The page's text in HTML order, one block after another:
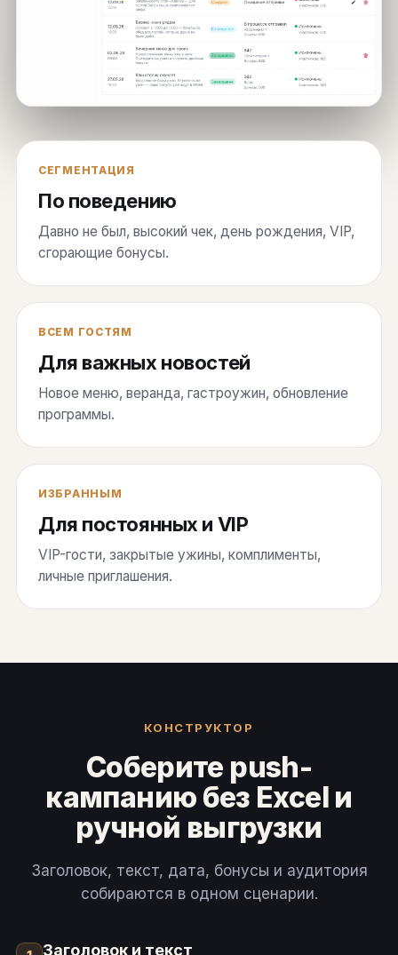
СЕГМЕНТАЦИЯ
По поведению
Давно не был, высокий чек, день рождения, VIP,
сгорающие бонусы.
ВСЕМ ГОСТЯМ
Для важных новостей
Новое меню, веранда, гастроужин, обновление
программы.
ИЗБРАННЫМ
Для постоянных и VIP
VIP-гости, закрытые ужины, комплименты,
личные приглашения.
КОНСТРУКТОР
Соберите push-
кампанию без Excel и
ручной выгрузки
Заголовок, текст, дата, бонусы и аудитория
собираются в одном сценарии.
Заголовок и текст